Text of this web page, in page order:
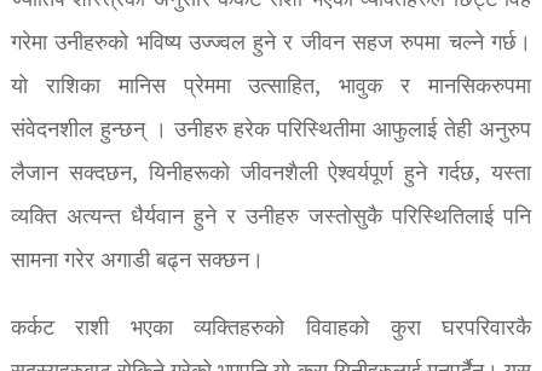
गरेमा उनीहरुको भविष्य उज्ज्वल हुने र जीवन सहज रुपमा चल्ने गर्छ।
यो राशिका मानिस प्रेममा उत्साहित, भावुक र मानसिकरुपमा
संवेदनशील हुन्छन् । उनीहरु हरेक परिस्थितीमा आफुलाई तेही अनुरुप
लैजान सक्दछन, यिनीहरूको जीवनशैली ऐश्वर्यपूर्ण हुने गर्दछ, यस्ता
व्यक्ति अत्यन्त धैर्यवान हुने र उनीहरु जस्तोसुकै परिस्थितिलाई पनि
सामना गरेर अगाडी बढ्न सक्छन।
कर्कट राशी भएका व्यक्तिहरुको विवाहको कुरा घरपरिवारकै